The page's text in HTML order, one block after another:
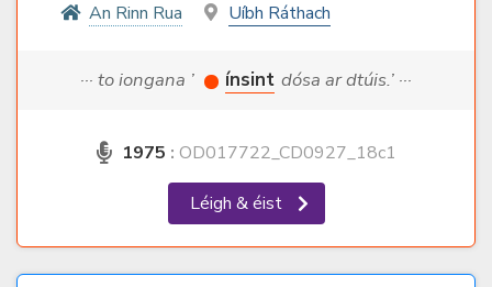
An Rinn Rua
Uíbh Ráthach
··· to iongana ’ ínsint dósa ar dtúis.’ ···
1975 : OD017722_CD0927_18c1
Léigh & éist